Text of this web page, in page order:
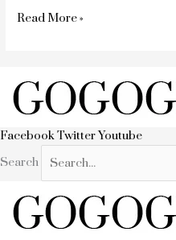
Read More »
FacebookTwitterYoutube
Search